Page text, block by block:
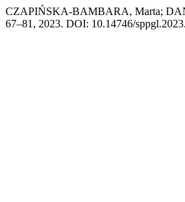
CZAPIŃSKA-BAMBARA, Marta;
67–81, 2023. DOI: 10.14746/